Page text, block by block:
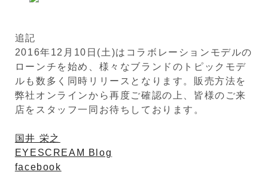
追記
2016年12月10日(土)はコラボレーションモデルの
ローンチを始め、様々なブランドのトピックモデ
ルも数多く同時リリースとなります。販売方法を
弊社オンラインから再度ご確認の上、皆様のご来
店をスタッフ一同お待ちしております。
国井 栄之
EYESCREAM Blog
facebook